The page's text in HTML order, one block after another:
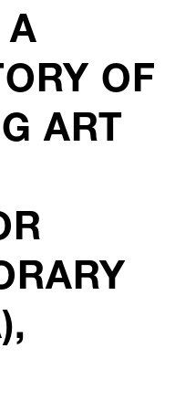
A
OF
ART